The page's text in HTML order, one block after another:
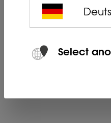
Select